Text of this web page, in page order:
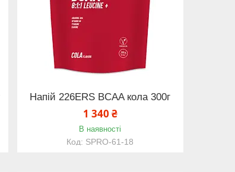
Напій 226ERS BCAA кола 300г
1 340 ₴
В наявності
SPRO-61-18